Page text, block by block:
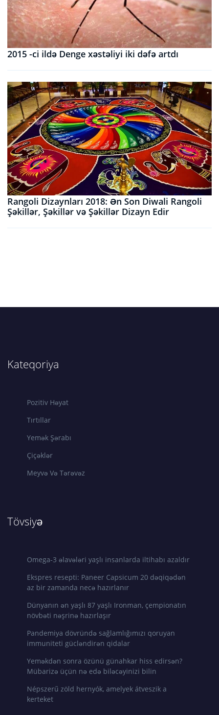
2015 -ci ildə Denge xəstəliyi iki dəfə artdı
Rangoli Dizaynları 2018: Ən Son Diwali Rangoli
Şəkillər, Şəkillər və Şəkillər Dizayn Edir
Kateqoriya
Pozitiv Həyat
Tırtıllar
Yemək Şərabı
Çiçəklər
Meyvə Və Tərəvəz
Tövsiyə
Omega-3 əlavələri yaşlı insanlarda iltihabı azaldır
Ekspres resepti: Paneer Capsicum 20 dəqiqədən
az bir zamanda necə hazırlanır
Dünyanın ən yaşlı 87 yaşlı Ironman, çempionatın
növbəti nəşrinə hazırlaşır
Pandemiya dövründə sağlamlığımızı qoruyan
immuniteti gücləndirən qidalar
Yeməkdən sonra özünü günahkar hiss edirsən?
Mübarizə üçün nə edə biləcəyinizi bilin
Népszerű zöld hernyók, amelyek átveszik a
kerteket